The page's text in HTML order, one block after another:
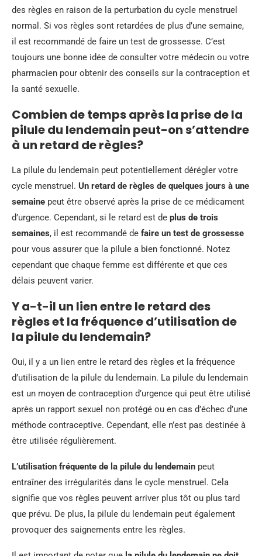
des règles en raison de la perturbation du cycle menstruel
normal. Si vos règles sont retardées de plus d’une semaine,
il est recommandé de faire un test de grossesse. C’est
toujours une bonne idée de consulter votre médecin ou votre
pharmacien pour obtenir des conseils sur la contraception et
la santé sexuelle.
Combien de temps après la prise de la
pilule du lendemain peut-on s’attendre
à un retard de règles?
La pilule du lendemain peut potentiellement dérégler votre
cycle menstruel. Un retard de règles de quelques jours à une
semaine peut être observé après la prise de ce médicament
d’urgence. Cependant, si le retard est de plus de trois
semaines, il est recommandé de faire un test de grossesse
pour vous assurer que la pilule a bien fonctionné. Notez
cependant que chaque femme est différente et que ces
délais peuvent varier.
Y a-t-il un lien entre le retard des
règles et la fréquence d’utilisation de
la pilule du lendemain?
Oui, il y a un lien entre le retard des règles et la fréquence
d’utilisation de la pilule du lendemain. La pilule du lendemain
est un moyen de contraception d’urgence qui peut être utilisé
après un rapport sexuel non protégé ou en cas d’échec d’une
méthode contraceptive. Cependant, elle n’est pas destinée à
être utilisée régulièrement.
L’utilisation fréquente de la pilule du lendemain peut
entraîner des irrégularités dans le cycle menstruel. Cela
signifie que vos règles peuvent arriver plus tôt ou plus tard
que prévu. De plus, la pilule du lendemain peut également
provoquer des saignements entre les règles.